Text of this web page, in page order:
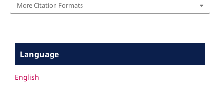
More Citation Formats
Language
English